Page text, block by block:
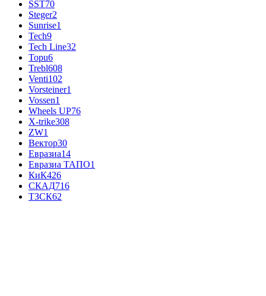
SST70
Steger2
Sunrise1
Tech9
Tech Line32
Topu6
Trebl608
Venti102
Vorsteiner1
Vossen1
Wheels UP76
X-trike308
ZW1
Вектор30
Евразиа14
Евразиа ТАПО1
КиК426
СКАД716
ТЗСК62